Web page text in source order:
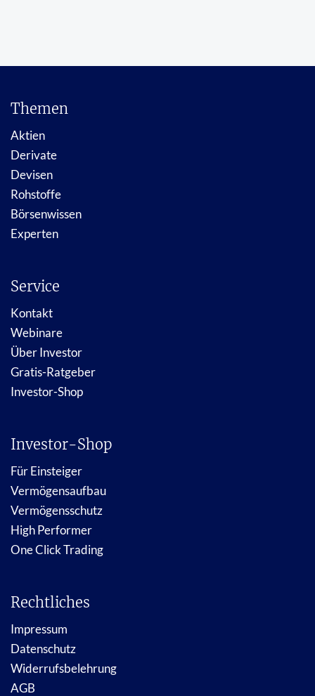
Themen
Aktien
Derivate
Devisen
Rohstoffe
Börsenwissen
Experten
Service
Kontakt
Webinare
Über Investor
Gratis-Ratgeber
Investor-Shop
Investor-Shop
Für Einsteiger
Vermögensaufbau
Vermögensschutz
High Performer
One Click Trading
Rechtliches
Impressum
Datenschutz
Widerrufsbelehrung
AGB